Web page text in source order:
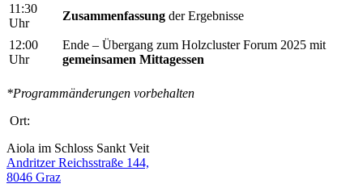
11:30
Uhr
Zusammenfassung der Ergebnisse
12:00
Uhr
Ende – Übergang zum Holzcluster Forum 2025 mit
gemeinsamen Mittagessen
*Programmänderungen vorbehalten
Ort:
Aiola im Schloss Sankt Veit
Andritzer Reichsstraße 144,
8046 Graz